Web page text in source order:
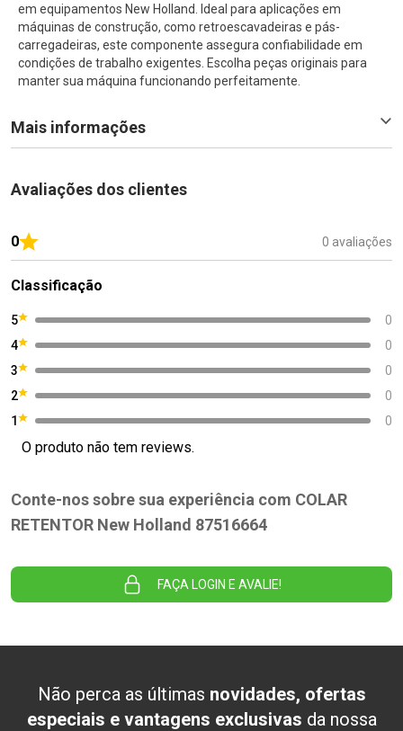
em equipamentos New Holland. Ideal para aplicações em
máquinas de construção, como retroescavadeiras e pás-
carregadeiras, este componente assegura confiabilidade em
condições de trabalho exigentes. Escolha peças originais para
manter sua máquina funcionando perfeitamente.
Mais informações
Avaliações dos clientes
0 0 avaliações
Classificação
5
0
4
0
3
0
2
0
1
0
O produto não tem reviews.
Conte-nos sobre sua experiência com COLAR
RETENTOR New Holland 87516664
FAÇA LOGIN E AVALIE!
Não perca as últimas novidades, ofertas
especiais e vantagens exclusivas da nossa